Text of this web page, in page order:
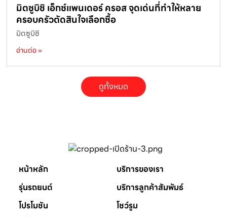
มิตซูบิชิ เอ็กซ์แพนเดอร์ ครอส จุดเด่นที่ทำให้หลาย
ครอบครัวตัดสินใจเลือกซื้อ
มิตซูบิชิ
อ่านต่อ »
ดูทั้งหมด
หน้าหลัก
รุ่นรถยนต์
โปรโมชัน
บริการของเรา
บริการลูกค้าสัมพัมธ์
โชว์รูม